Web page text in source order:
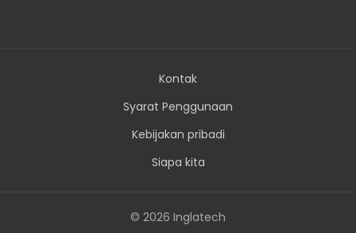
Kontak
Syarat Penggunaan
Kebijakan pribadi
Siapa kita
© 2026 Inglatech